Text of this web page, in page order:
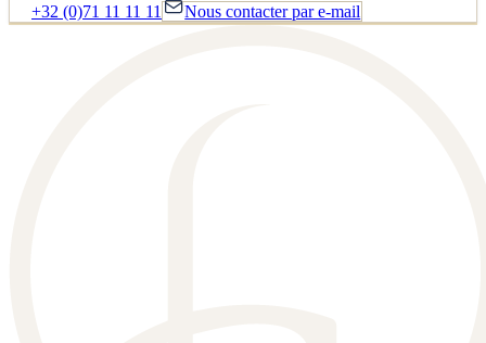
+32 (0)71 11 11 11 Nous contacter par e-mail